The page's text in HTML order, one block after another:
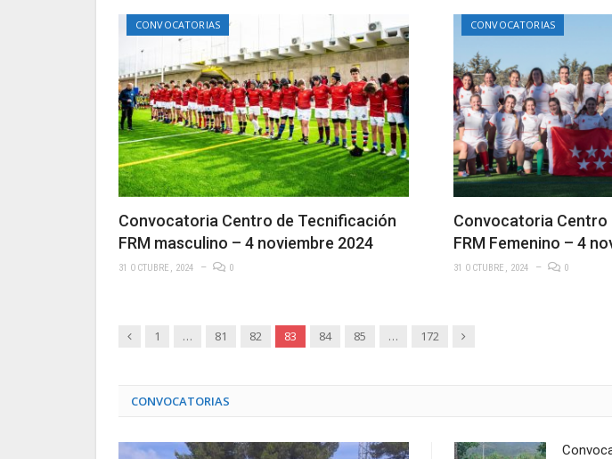
CONVOCATORIAS
Convocatoria Centro de Tecnificación
FRM masculino – 4 noviembre 2024
31 OCTUBRE, 2024 0
CONVOCATORIAS
Convocatoria
FRM Femenino – 4
31 OCTUBRE, 2024 0
Anterior
1 … 81 82 83 84 85 … 172 Siguiente
CONVOCATORIAS